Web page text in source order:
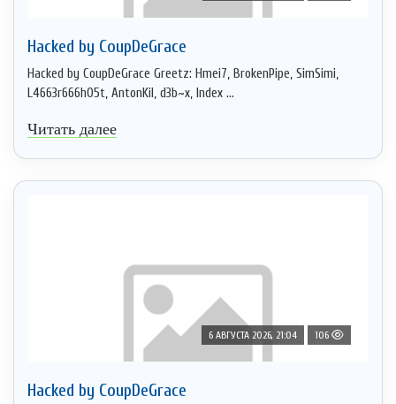
Hacked by CoupDeGrace
Hacked by CoupDeGrace Greetz: Hmei7, BrokenPipe, SimSimi,
L4663r666h05t, AntonKil, d3b~x, Index ...
Читать далее
6 АВГУСТА 2026, 21:04 106
Hacked by CoupDeGrace